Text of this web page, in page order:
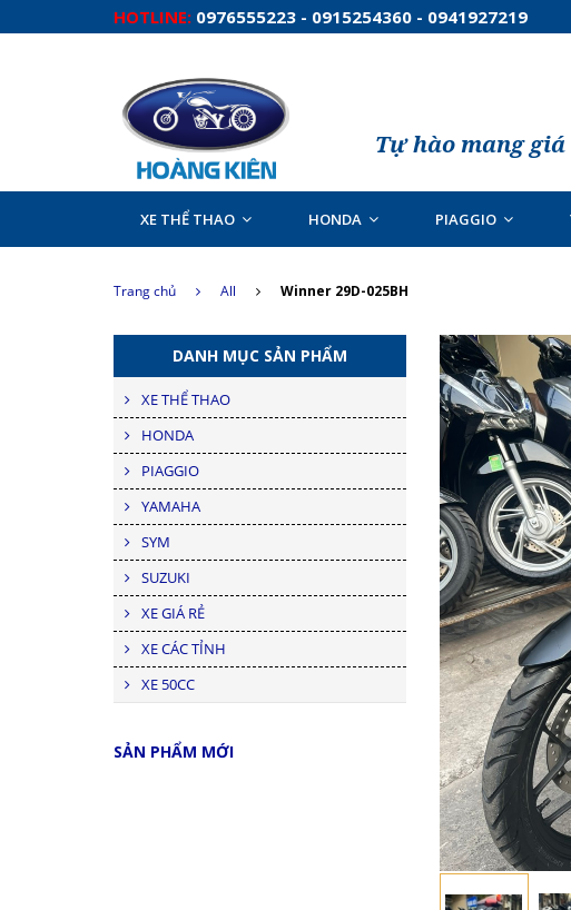
HOTLINE: 0976555223 - 0915254360 - 0941927219
Tự hào mang
XE THỂ THAO HONDA PIAGGIO
Trang chủ All Winner 29D-025BH
DANH MỤC SẢN PHẨM
XE THỂ THAO
HONDA
PIAGGIO
YAMAHA
SYM
SUZUKI
XE GIÁ RẺ
XE CÁC TỈNH
XE 50CC
SẢN PHẨM MỚI